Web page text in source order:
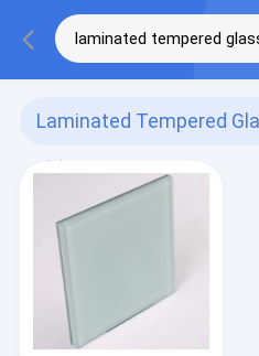
Laminated Tempered
(1)